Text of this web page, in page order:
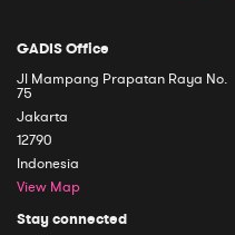
GADIS Office
Jl Mampang Prapatan Raya No.
75
Jakarta
12790
Indonesia
View Map
Stay connected